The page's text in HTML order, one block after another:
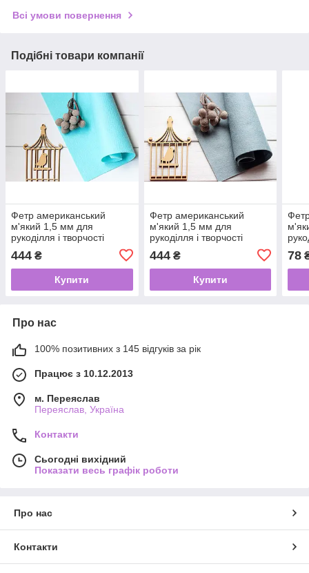
Всі умови повернення
Подібні товари компанії
Фетр американський
м'який 1,5 мм для
рукоділля і творчості
Aqua Чарівна вода
444 ₴
Купити
Фетр американський
м'який 1,5 мм для
рукоділля і творчості
Blue сіро-блакитний
444₴
Купити
78
Про нас
100% позитивних з 145 відгуків за рік
Працює з 10.12.2013
м. Переяслав
Переяслав, Україна
Контакти
Сьогодні вихідний
Показати весь графік роботи
Про нас
Контакти